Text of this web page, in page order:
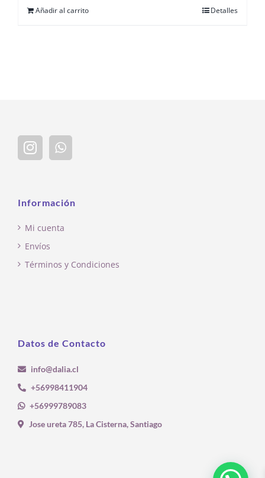
Añadir al carrito Detalles
Información
Mi cuenta
Envíos
Términos y Condiciones
Datos de Contacto
info@dalia.cl
+56998411904
+56999789083
Jose ureta 785, La Cisterna, Santiago